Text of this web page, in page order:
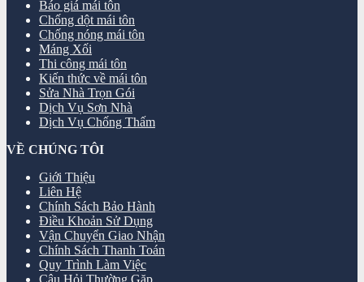
Báo giá mái tôn
Chống dột mái tôn
Chống nóng mái tôn
Máng Xối
Thi công mái tôn
Kiến thức về mái tôn
Sửa Nhà Trọn Gói
Dịch Vụ Sơn Nhà
Dịch Vụ Chống Thấm
VỀ CHÚNG TÔI
Giới Thiệu
Liên Hệ
Chính Sách Bảo Hành
Điều Khoản Sử Dụng
Vận Chuyển Giao Nhận
Chính Sách Thanh Toán
Quy Trình Làm Việc
Câu Hỏi Thường Gặp